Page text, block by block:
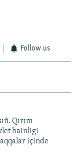
Follow us
Qırım
hainligi
içinde